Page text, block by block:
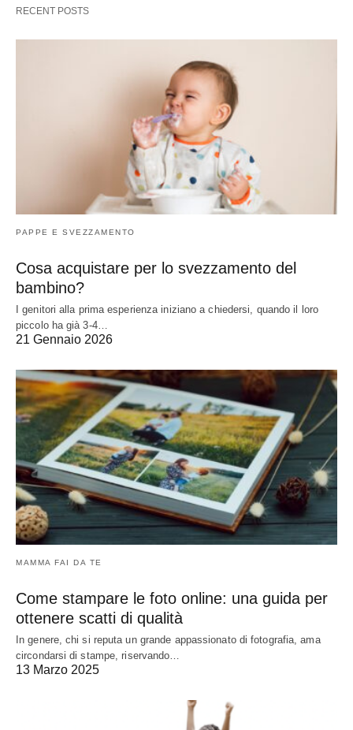
RECENT POSTS
PAPPE E SVEZZAMENTO
Cosa acquistare per lo svezzamento del
bambino?
I genitori alla prima esperienza iniziano a chiedersi, quando il loro
piccolo ha già 3-4…
21 Gennaio 2026
MAMMA FAI DA TE
Come stampare le foto online: una guida per
ottenere scatti di qualità
In genere, chi si reputa un grande appassionato di fotografia, ama
circondarsi di stampe, riservando…
13 Marzo 2025